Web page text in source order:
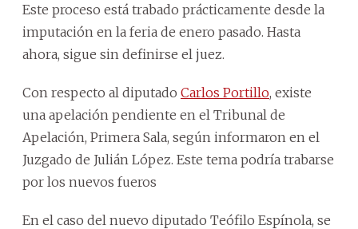
Este proceso está trabado prácticamente desde la
imputación en la feria de enero pasado. Hasta
ahora, sigue sin definirse el juez.
Con respecto al diputado Carlos Portillo, existe
una apelación pendiente en el Tribunal de
Apelación, Primera Sala, según informaron en el
Juzgado de Julián López. Este tema podría trabarse
por los nuevos fueros
En el caso del nuevo diputado Teófilo Espínola, se